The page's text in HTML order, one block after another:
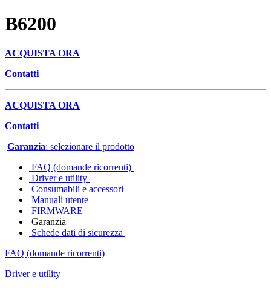
B6200
ACQUISTA ORA
Contatti
ACQUISTA ORA
Contatti
Garanzia: selezionare il prodotto
FAQ (domande ricorrenti)
Driver e utility
Consumabili e accessori
Manuali utente
FIRMWARE
Garanzia
Schede dati di sicurezza
FAQ (domande ricorrenti)
Driver e utility